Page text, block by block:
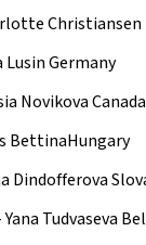
Lusin Germany
Novikova Canada
BettinaHungary
Dindofferova
Tudvaseva